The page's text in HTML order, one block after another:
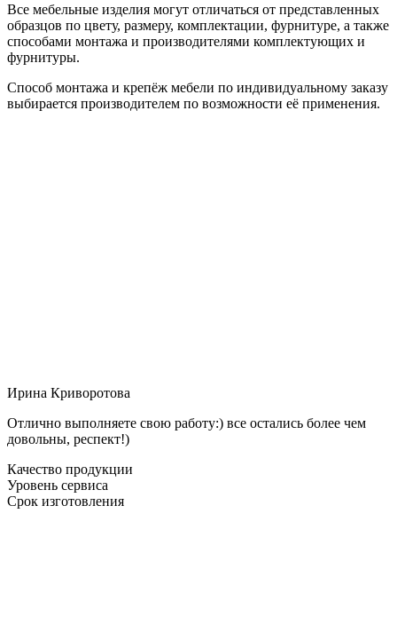
Все мебельные изделия могут отличаться от представленных
образцов по цвету, размеру, комплектации, фурнитуре, а также
способами монтажа и производителями комплектующих и
фурнитуры.
Способ монтажа и крепёж мебели по индивидуальному заказу
выбирается производителем по возможности её применения.
Ирина Криворотова
Отлично выполняете свою работу:) все остались более чем
довольны, респект!)
Качество продукции
Уровень сервиса
Срок изготовления